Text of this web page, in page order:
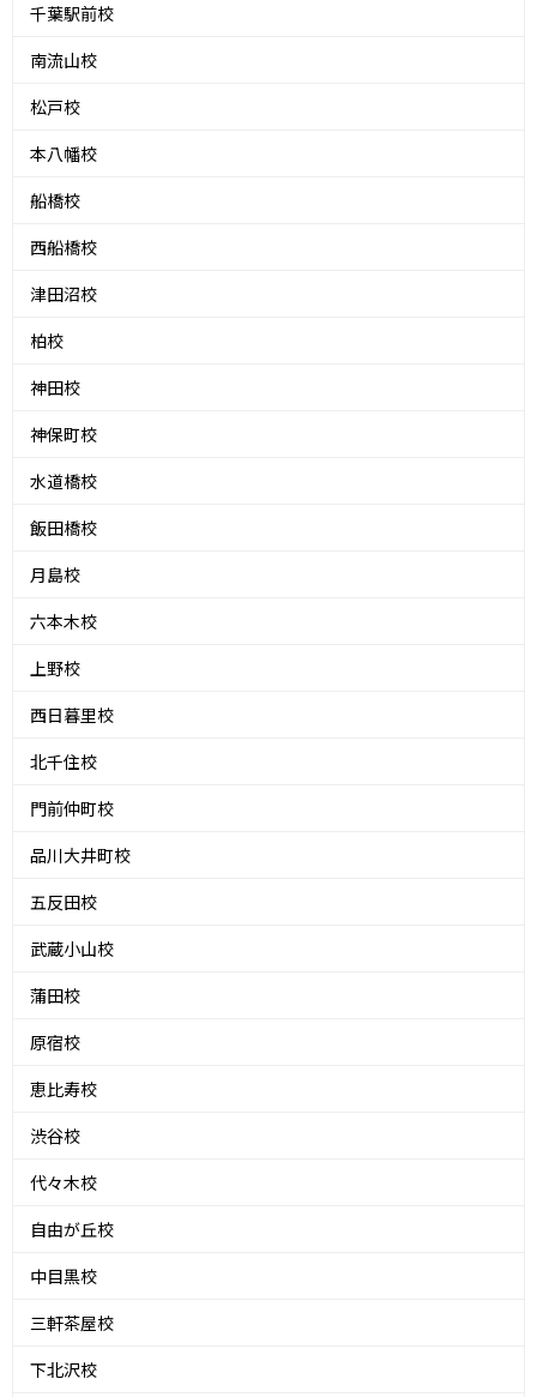
千葉駅前校
南流山校
松戸校
本八幡校
船橋校
西船橋校
津田沼校
柏校
神田校
神保町校
水道橋校
飯田橋校
月島校
六本木校
上野校
西日暮里校
北千住校
門前仲町校
品川大井町校
五反田校
武蔵小山校
蒲田校
原宿校
恵比寿校
渋谷校
代々木校
自由が丘校
中目黒校
三軒茶屋校
下北沢校